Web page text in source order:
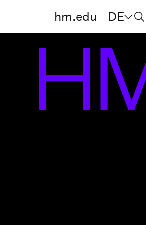
hm.edu DE